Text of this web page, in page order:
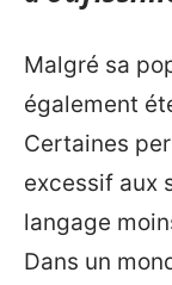
Malgré sa
également
Certaines
excessif aux
langage
Dans un